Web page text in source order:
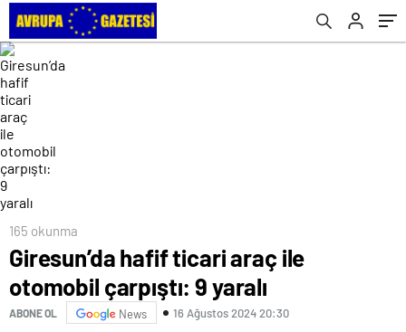
165 okunma
Giresun’da hafif ticari araç ile
otomobil çarpıştı: 9 yaralı
ABONE OL News 16 Ağustos 2024 20:30